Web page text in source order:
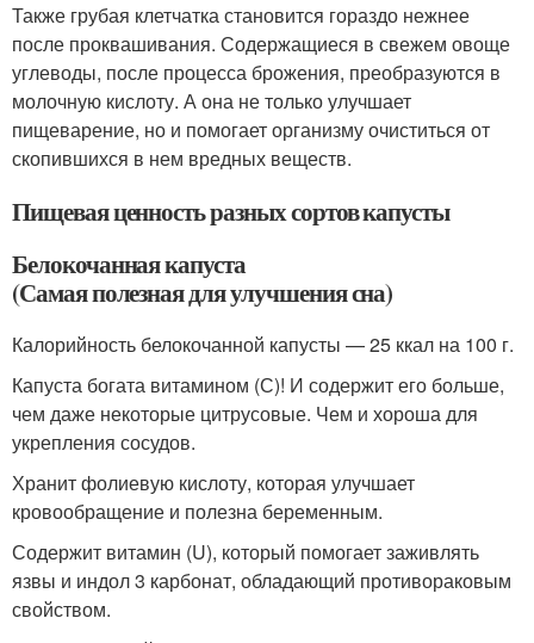
Также грубая клетчатка становится гораздо нежнее
после проквашивания. Содержащиеся в свежем овоще
углеводы, после процесса брожения, преобразуются в
молочную кислоту. А она не только улучшает
пищеварение, но и помогает организму очиститься от
скопившихся в нем вредных веществ.
Пищевая ценность разных сортов капусты
Белокочанная капуста
(Самая полезная для улучшения сна)
Калорийность белокочанной капусты — 25 ккал на 100 г.
Капуста богата витамином (С)! И содержит его больше,
чем даже некоторые цитрусовые. Чем и хороша для
укрепления сосудов.
Хранит фолиевую кислоту, которая улучшает
кровообращение и полезна беременным.
Содержит витамин (U), который помогает заживлять
язвы и индол 3 карбонат, обладающий противораковым
свойством.